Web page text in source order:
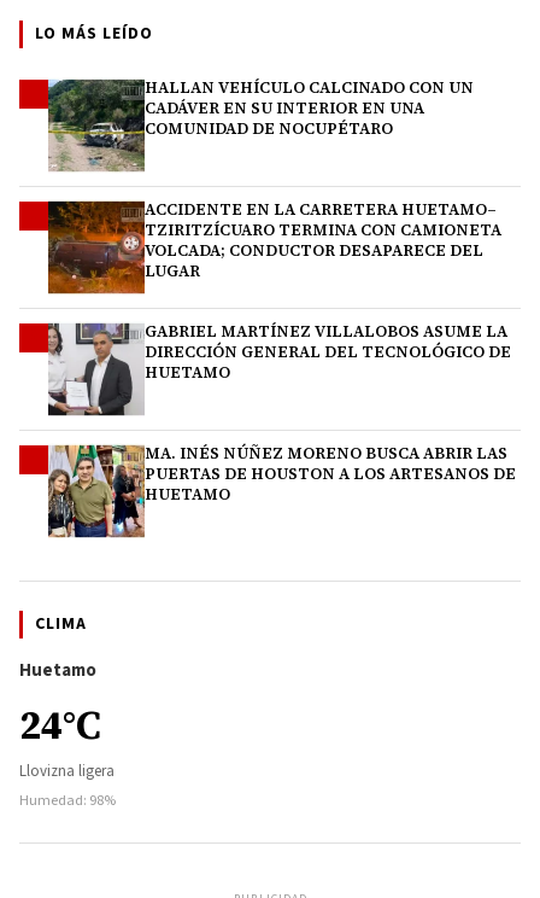
LO MÁS LEÍDO
HALLAN VEHÍCULO CALCINADO CON UN
CADÁVER EN SU INTERIOR EN UNA
COMUNIDAD DE NOCUPÉTARO
ACCIDENTE EN LA CARRETERA HUETAMO–
TZIRITZÍCUARO TERMINA CON CAMIONETA
VOLCADA; CONDUCTOR DESAPARECE DEL
LUGAR
GABRIEL MARTÍNEZ VILLALOBOS ASUME LA
DIRECCIÓN GENERAL DEL TECNOLÓGICO DE
HUETAMO
MA. INÉS NÚÑEZ MORENO BUSCA ABRIR LAS
PUERTAS DE HOUSTON A LOS ARTESANOS DE
HUETAMO
CLIMA
Huetamo
24°C
Llovizna ligera
Humedad: 98%